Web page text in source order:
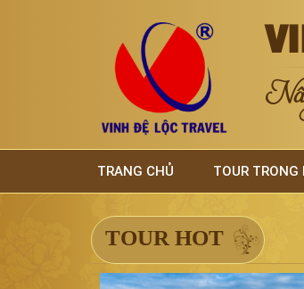
TRANG CHỦ TOUR TRONG
TOUR HOT